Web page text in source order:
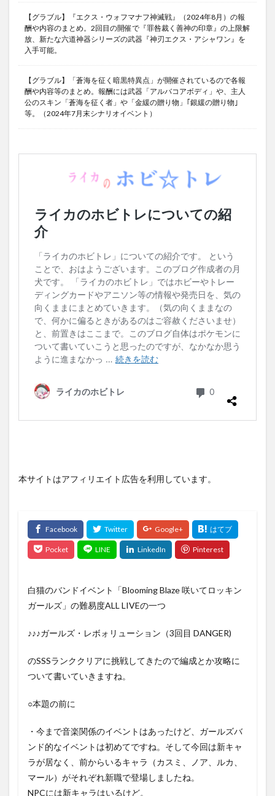
【グラブル】『エクス・ウォフマナフ神滅戦』（2024年8月）の報
酬や内容のまとめ。2回目の開催で『罪咎裁く善神の印章』の上限解
放、新たな六道神器シリーズの武器『神刃エクス・アシャワン』を
入手可能。
【グラブル】「蒼海を征く暗黒特異点」が開催されているので各報
酬や内容等のまとめ。報酬には武器「アルバコアボディ」や、主人
公のスキン「蒼海を征く者」や「金緩の贈り物」｢銀緩の贈り物｣
等。（2024年7月末シナリオイベント）
本サイトはアフィリエイト広告を利用しています。
白猫のバンドイベント「Blooming Blaze 咲いてロッキン
ガールズ」の難易度ALL LIVEの一つ
♪♪♪ガールズ・レボォリューション（3回目 DANGER)
のSSSランククリアに挑戦してきたので編成とか攻略に
ついて書いていきますね。
○本題の前に
・今まで音楽関係のイベントはあったけど、ガールズバ
ンド的なイベントは初めてですね。そして今回は新キャ
ラが居なく、前からいるキャラ（カスミ、ノア、ルカ、
マール）がそれぞれ新職で登場しましたね。
NPCには新キャラはいるけど。